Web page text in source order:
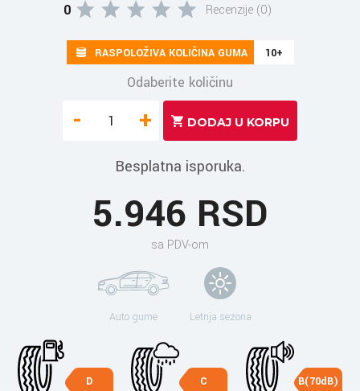
0 Recenzije (0)
RASPOLOŽIVA KOLIČINA GUMA 10+
Odaberite količinu
- +
Besplatna isporuka.
5.946 RSD
sa PDV-om
Auto gume Letnja sezona
D C B(70dB)